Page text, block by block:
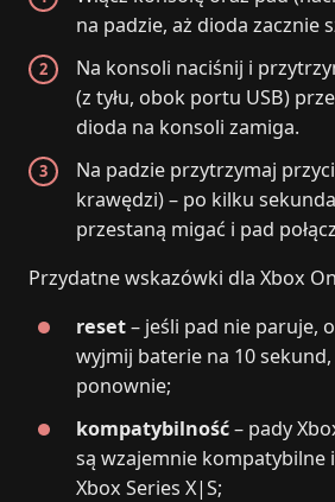
na padzie, aż dioda zacznie
Na konsoli naciśnij i
(z tyłu, obok portu USB)
dioda na konsoli zamiga.
Na padzie przytrzymaj
krawędzi) – po kilku
przestaną migać i pad
Przydatne wskazówki dla Xbox
reset– jeśli pad nie paruje,
wyjmij baterie na 10
ponownie;
kompatybilność– pady
są wzajemnie kompatybilne i
Xbox Series X|S;